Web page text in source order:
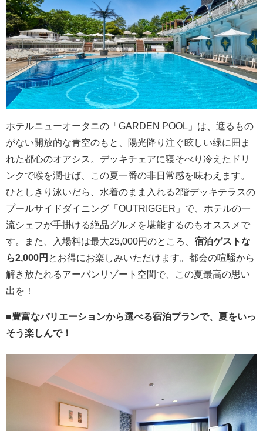
ホテルニューオータニの「GARDEN POOL」は、遮るもの
がない開放的な青空のもと、陽光降り注ぐ眩しい緑に囲ま
れた都心のオアシス。デッキチェアに寝そべり冷えたドリ
ンクで喉を潤せば、この夏一番の非日常感を味わえます。
ひとしきり泳いだら、水着のまま入れる2階デッキテラスの
プールサイドダイニング「OUTRIGGER」で、ホテルの一
流シェフが手掛ける絶品グルメを堪能するのもオススメで
す。また、入場料は最大25,000円のところ、 宿泊ゲストな
ら2,000円 とお得にお楽しみいただけます。都会の喧騒から
解き放たれるアーバンリゾート空間で、この夏最高の思い
出を！
■豊富なバリエーションから選べる宿泊プランで、夏をいっ
そう楽しんで！